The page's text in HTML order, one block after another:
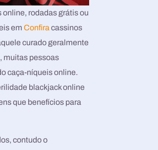
rodadas grátis ou
em Confira cassinos
curado geralmente
muitas pessoas
caça-níqueis online.
blackjack online
que benefícios para
contudo o